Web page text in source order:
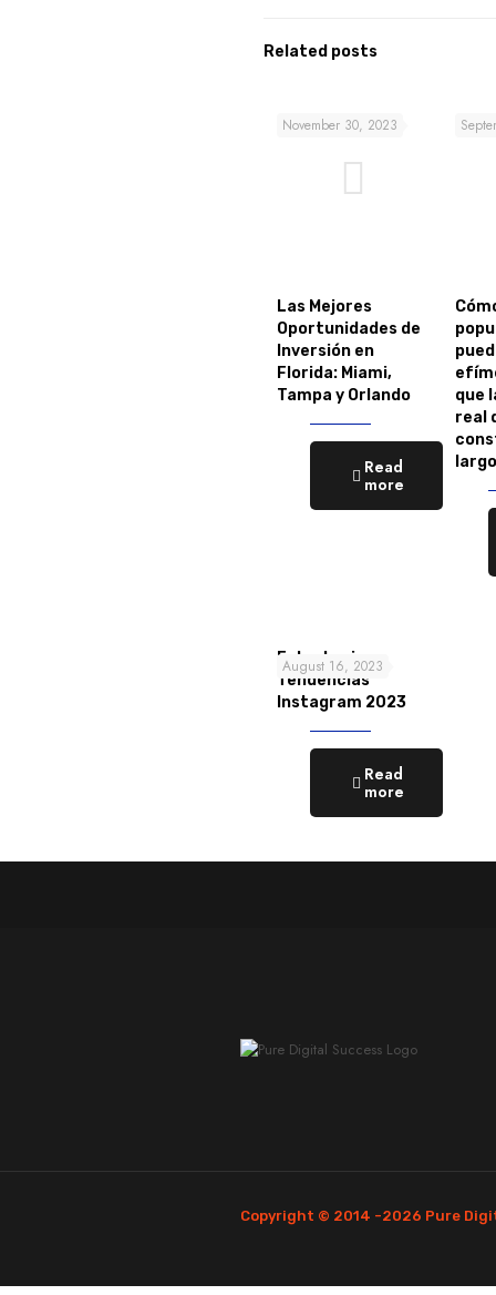
Related posts
November 30, 2023
Las Mejores
Oportunidades de
Inversión en
Florida: Miami,
Tampa y Orlando
Read
more
que
real
August 16, 2023
Estrategia y
Tendencias
Instagram 2023
Read
more
Copyright © 2014 -2026 Pure